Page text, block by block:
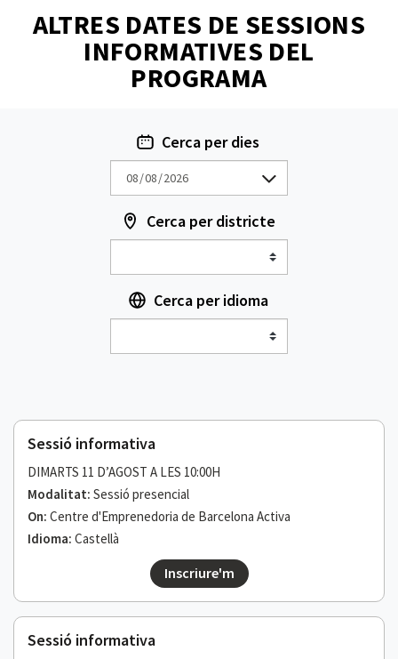
ALTRES DATES DE SESSIONS
INFORMATIVES DEL
PROGRAMA
Cerca per dies
Cerca per districte
Cerca per idioma
Sessió informativa
DIMARTS 11 D’AGOST A LES 10:00H
Modalitat: Sessió presencial
On: Centre d'Emprenedoria de Barcelona Activa
Idioma: Castellà
Inscriure'm
Sessió informativa